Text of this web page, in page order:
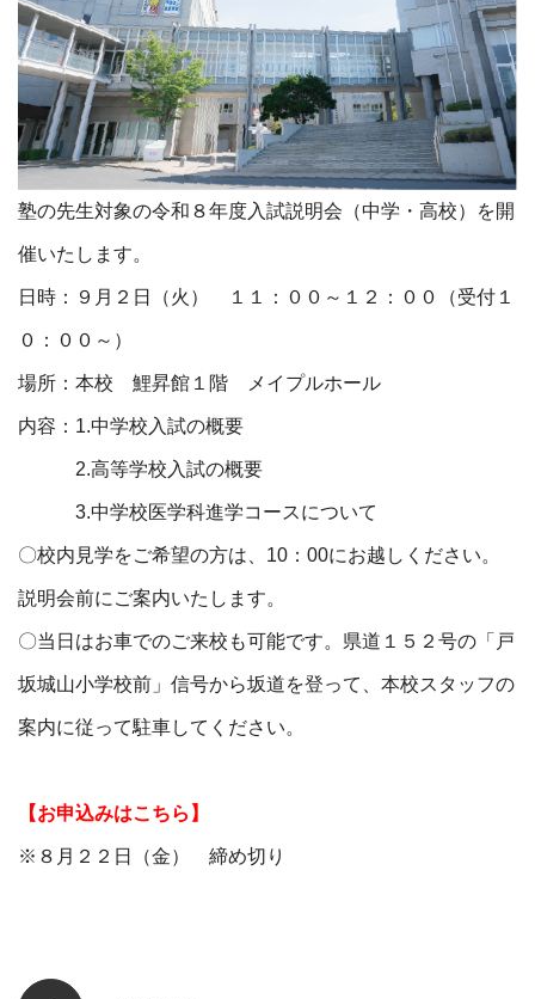
塾の先生対象の令和８年度入試説明会（中学・高校）を開
催いたします。
日時：９月２日（火） １１：００～１２：００（受付１
０：００～）
場所：本校 鯉昇館１階 メイプルホール
内容：1.中学校入試の概要
2.高等学校入試の概要
3.中学校医学科進学コースについて
〇校内見学をご希望の方は、10：00にお越しください。
説明会前にご案内いたします。
〇当日はお車でのご来校も可能です。県道１５２号の「戸
坂城山小学校前」信号から坂道を登って、本校スタッフの
案内に従って駐車してください。
【お申込みはこちら】
※８月２２日（金） 締め切り